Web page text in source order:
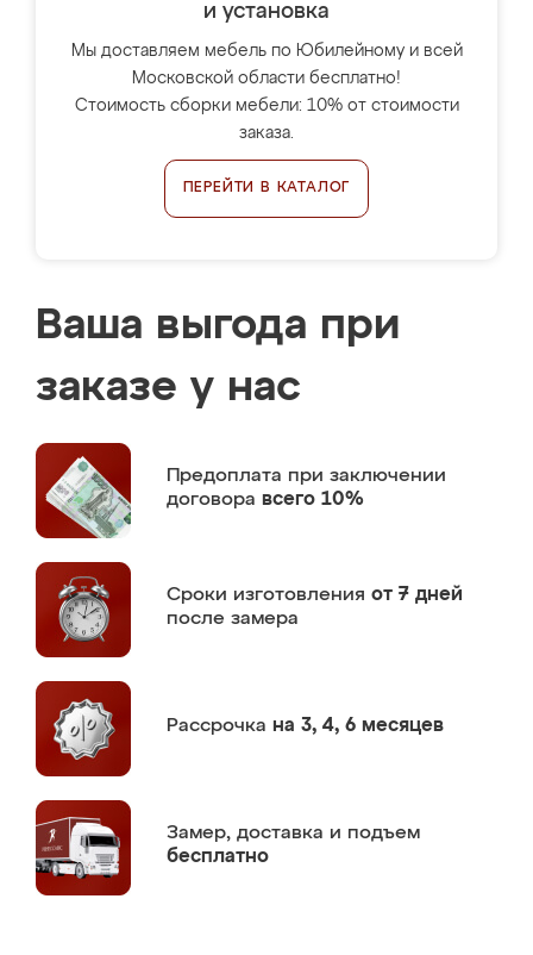
и установка
Мы доставляем мебель по Юбилейному и всей
Московской области бесплатно!
Стоимость сборки мебели: 10% от стоимости
заказа.
ПЕРЕЙТИ В КАТАЛОГ
Ваша выгода при
заказе у нас
Предоплата при заключении
договора всего 10%
Сроки изготовления от 7 дней
после замера
Рассрочка на 3, 4, 6 месяцев
Замер, доставка и подъем
бесплатно